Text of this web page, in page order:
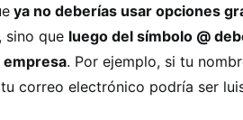
ya no deberías usar opciones
, sino que luego del símbolo @
. Por ejemplo, si tu
correo electrónico podría ser